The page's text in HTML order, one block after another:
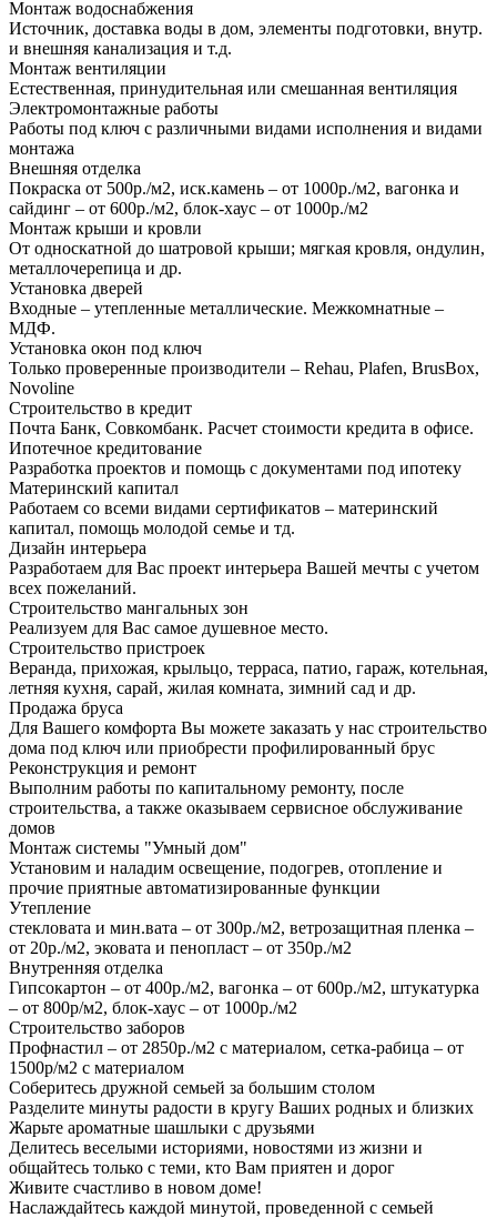
Монтаж водоснабжения
Источник, доставка воды в дом, элементы подготовки, внутр.
и внешняя канализация и т.д.
Монтаж вентиляции
Естественная, принудительная или смешанная вентиляция
Электромонтажные работы
Работы под ключ с различными видами исполнения и видами
монтажа
Внешняя отделка
Покраска от 500р./м2, иск.камень – от 1000р./м2, вагонка и
сайдинг – от 600р./м2, блок-хаус – от 1000р./м2
Монтаж крыши и кровли
От односкатной до шатровой крыши; мягкая кровля, ондулин,
металлочерепица и др.
Установка дверей
Входные – утепленные металлические. Межкомнатные –
МДФ.
Установка окон под ключ
Только проверенные производители – Rehau, Plafen, BrusBox,
Novoline
Строительство в кредит
Почта Банк, Совкомбанк. Расчет стоимости кредита в офисе.
Ипотечное кредитование
Разработка проектов и помощь с документами под ипотеку
Материнский капитал
Работаем со всеми видами сертификатов – материнский
капитал, помощь молодой семье и тд.
Дизайн интерьера
Разработаем для Вас проект интерьера Вашей мечты с учетом
всех пожеланий.
Строительство мангальных зон
Реализуем для Вас самое душевное место.
Строительство пристроек
Веранда, прихожая, крыльцо, терраса, патио, гараж, котельная,
летняя кухня, сарай, жилая комната, зимний сад и др.
Продажа бруса
Для Вашего комфорта Вы можете заказать у нас строительство
дома под ключ или приобрести профилированный брус
Реконструкция и ремонт
Выполним работы по капитальному ремонту, после
строительства, а также оказываем сервисное обслуживание
домов
Монтаж системы "Умный дом"
Установим и наладим освещение, подогрев, отопление и
прочие приятные автоматизированные функции
Утепление
стекловата и мин.вата – от 300р./м2, ветрозащитная пленка –
от 20р./м2, эковата и пенопласт – от 350р./м2
Внутренняя отделка
Гипсокартон – от 400р./м2, вагонка – от 600р./м2, штукатурка
– от 800р/м2, блок-хаус – от 1000р./м2
Строительство заборов
Профнастил – от 2850р./м2 с материалом, сетка-рабица – от
1500р/м2 с материалом
Соберитесь дружной семьей за большим столом
Разделите минуты радости в кругу Ваших родных и близких
Жарьте ароматные шашлыки с друзьями
Делитесь веселыми историями, новостями из жизни и
общайтесь только с теми, кто Вам приятен и дорог
Живите счастливо в новом доме!
Наслаждайтесь каждой минутой, проведенной с семьей